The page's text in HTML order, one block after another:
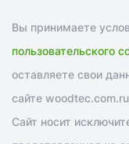
Вы принимаете
пользовательского
оставляете свои
сайте
Сайт носит